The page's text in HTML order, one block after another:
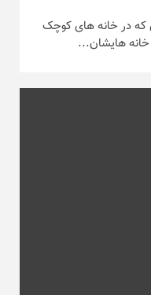
که در خانه های کوچک
هایشان...